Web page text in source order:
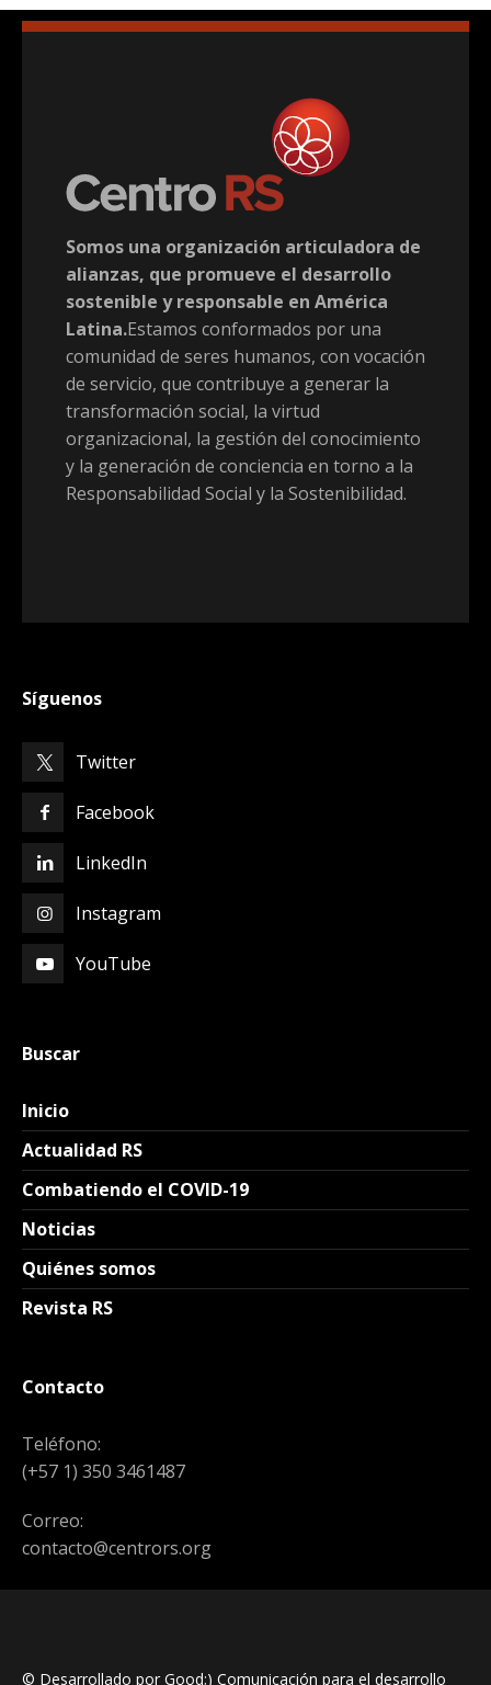
Somos una organización articuladora de
alianzas, que promueve el desarrollo
sostenible y responsable en América
Latina.Estamos conformados por una
comunidad de seres humanos, con vocación
de servicio, que contribuye a generar la
transformación social, la virtud
organizacional, la gestión del conocimiento
y la generación de conciencia en torno a la
Responsabilidad Social y la Sostenibilidad.
Síguenos
Twitter
Facebook
LinkedIn
Instagram
YouTube
Buscar
Inicio
Actualidad RS
Combatiendo el COVID-19
Noticias
Quiénes somos
Revista RS
Contacto
Teléfono:
(+57 1) 350 3461487
Correo:
contacto@centrors.org
© Desarrollado por Good;) Comunicación para el desarrollo